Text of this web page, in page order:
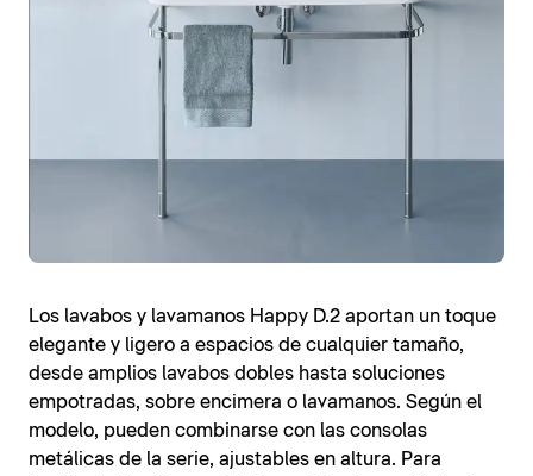
Los lavabos y lavamanos Happy D.2 aportan un toque
elegante y ligero a espacios de cualquier tamaño,
desde amplios lavabos dobles hasta soluciones
empotradas, sobre encimera o lavamanos. Según el
modelo, pueden combinarse con las consolas
metálicas de la serie, ajustables en altura. Para